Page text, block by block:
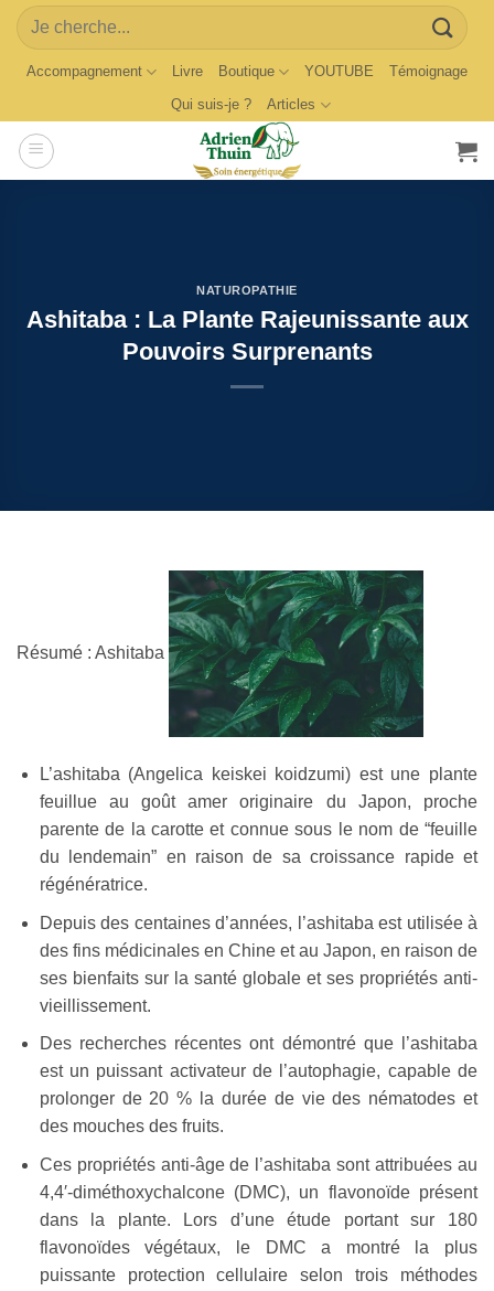
Skip
content
Search
for:
Accompagnement Livre Boutique YOUTUBE
Témoignage
Qui suis-je ?
Articles
NATUROPATHIE
Ashitaba : La Plante Rajeunissante aux
Pouvoirs Surprenants
Résumé : Ashitaba
L’ashitaba (Angelica keiskei koidzumi) est une plante
feuillue au goût amer originaire du Japon, proche
parente de la carotte et connue sous le nom de “feuille
du lendemain” en raison de sa croissance rapide et
régénératrice.
Depuis des centaines d’années, l’ashitaba est utilisée à
des fins médicinales en Chine et au Japon, en raison de
ses bienfaits sur la santé globale et ses propriétés anti-
vieillissement.
Des recherches récentes ont démontré que l’ashitaba
est un puissant activateur de l’autophagie, capable de
prolonger de 20 % la durée de vie des nématodes et
des mouches des fruits.
Ces propriétés anti-âge de l’ashitaba sont attribuées au
4,4′-diméthoxychalcone (DMC), un flavonoïde présent
dans la plante. Lors d’une étude portant sur 180
flavonoïdes végétaux, le DMC a montré la plus
puissante protection cellulaire selon trois méthodes